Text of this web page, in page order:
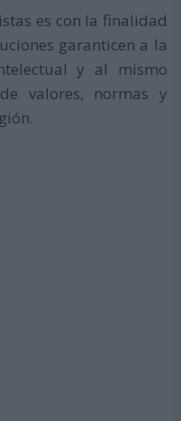
es con la finalidad
garanticen a la
y al mismo
valores, normas y